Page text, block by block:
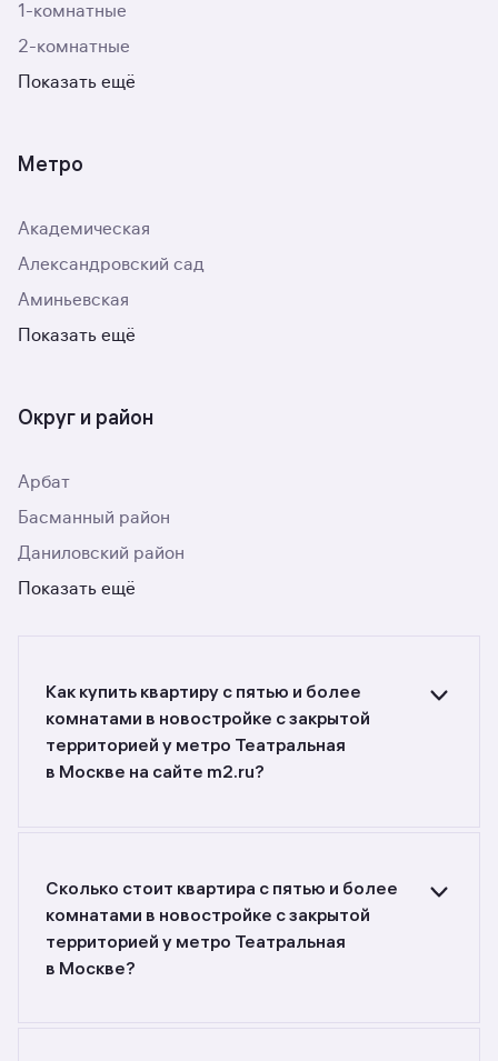
1-комнатные
2-комнатные
Показать ещё
Метро
Академическая
Александровский сад
Аминьевская
Показать ещё
Округ и район
Арбат
Басманный район
Даниловский район
Показать ещё
Как купить квартиру с пятью и более
комнатами в новостройке c закрытой
территорией у метро Театральная
в Москве на сайте m2.ru?
Воспользуйтесь фильтрами или поиском
в разделе.
Сколько стоит квартира с пятью и более
комнатами в новостройке c закрытой
территорией у метро Театральная
в Москве?